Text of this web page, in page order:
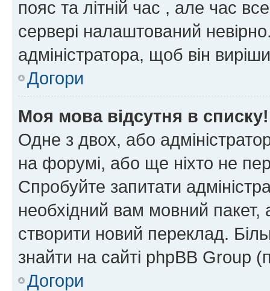
пояс та літній час , але час
сервері налаштований
адміністратора, щоб він
Догори
Моя мова відсутня в списку!
Одне з двох, або
на форумі, або ще ніхто не
Спробуйте запитати
необхідний вам мовний
створити новий переклад.
знайти на сайті phpBB Group
Догори